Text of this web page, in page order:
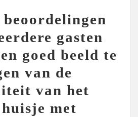
beoordelingen
gasten
goed beeld te
van de
van het
met